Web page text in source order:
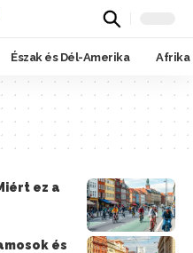
Észak és Dél-Amerika Afrika
ez a
és